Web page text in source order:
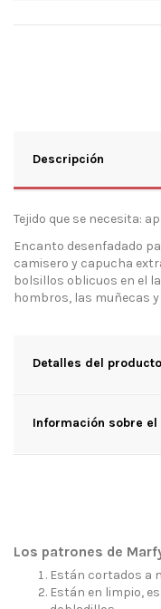
Descripción
Tejido que se necesita:
Encanto desenfadado
camisero y capucha
bolsillos oblicuos en el
hombros, las muñecas
Detalles del producto
Información sobre el
Los patrones de
Están cortados a
Están en limpio,